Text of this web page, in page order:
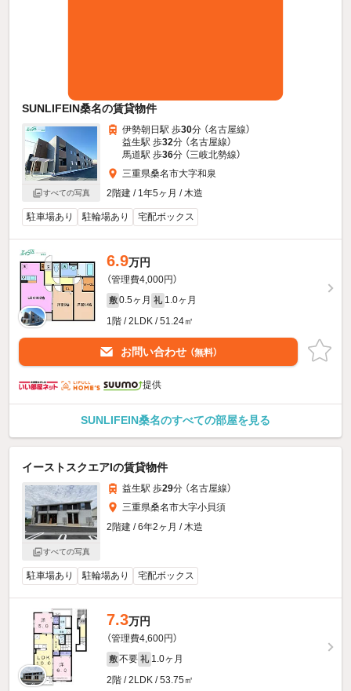
SUNLIFEIN桑名の賃貸物件
すべての写真
伊勢朝日駅 歩30分 （名古屋線）
益生駅 歩32分 （名古屋線）
馬道駅 歩36分 （三岐北勢線）
三重県桑名市大字和泉
2階建 / 1年5ヶ月 / 木造
駐車場あり 駐輪場あり 宅配ボックス
6.9万円
（管理費4,000円）
敷 0.5ヶ月 礼 1.0ヶ月
1階 / 2LDK / 51.24㎡
お問い合わせ （無料）
提供
SUNLIFEIN桑名のすべての部屋を見る
イーストスクエアIの賃貸物件
すべての写真
益生駅 歩29分 （名古屋線）
三重県桑名市大字小貝須
2階建 / 6年2ヶ月 / 木造
駐車場あり 駐輪場あり 宅配ボックス
7.3万円
（管理費4,600円）
敷 不要 礼 1.0ヶ月
2階 / 2LDK / 53.75㎡